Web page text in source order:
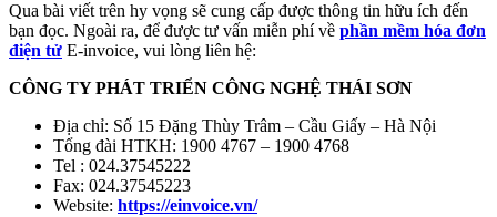
Qua bài viết trên hy vọng sẽ cung cấp được thông tin hữu ích đến
bạn đọc. Ngoài ra, để được tư vấn miễn phí về phần mềm hóa đơn
điện tử E-invoice, vui lòng liên hệ:
CÔNG TY PHÁT TRIỂN CÔNG NGHỆ THÁI SƠN
Địa chỉ: Số 15 Đặng Thùy Trâm – Cầu Giấy – Hà Nội
Tổng đài HTKH: 1900 4767 – 1900 4768
Tel : 024.37545222
Fax: 024.37545223
Website: https://einvoice.vn/